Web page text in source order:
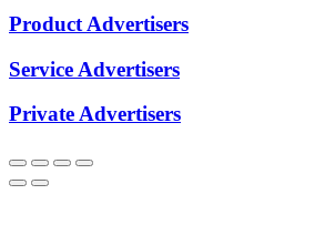
Product Advertisers
Service Advertisers
Private Advertisers